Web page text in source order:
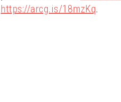
https://arcg.is/18mzKq.